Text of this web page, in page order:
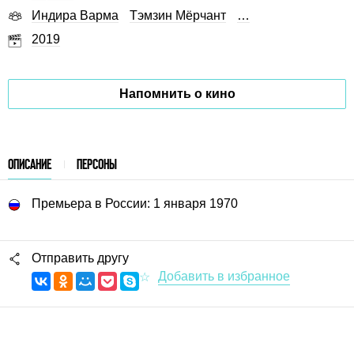
Индира Варма
Тэмзин Мёрчант
…
2019
Напомнить о кино
ОПИСАНИЕ ПЕРСОНЫ
Премьера в России: 1 января 1970
Отправить другу